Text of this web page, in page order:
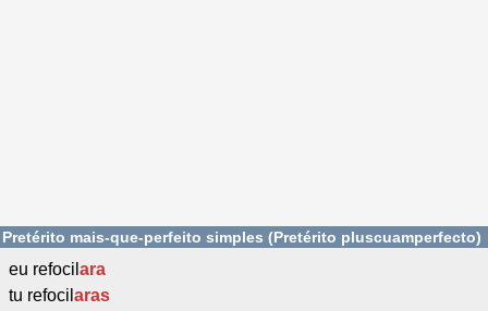
Pretérito mais-que-perfeito simples (Pretérito pluscuamperfecto)
eu refocil ara
tu refocil aras